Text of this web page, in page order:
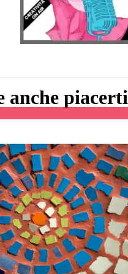
anche